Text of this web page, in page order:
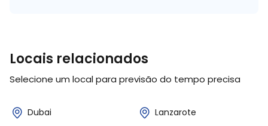
Locais relacionados
Selecione um local para previsão do tempo precisa
Dubai Lanzarote